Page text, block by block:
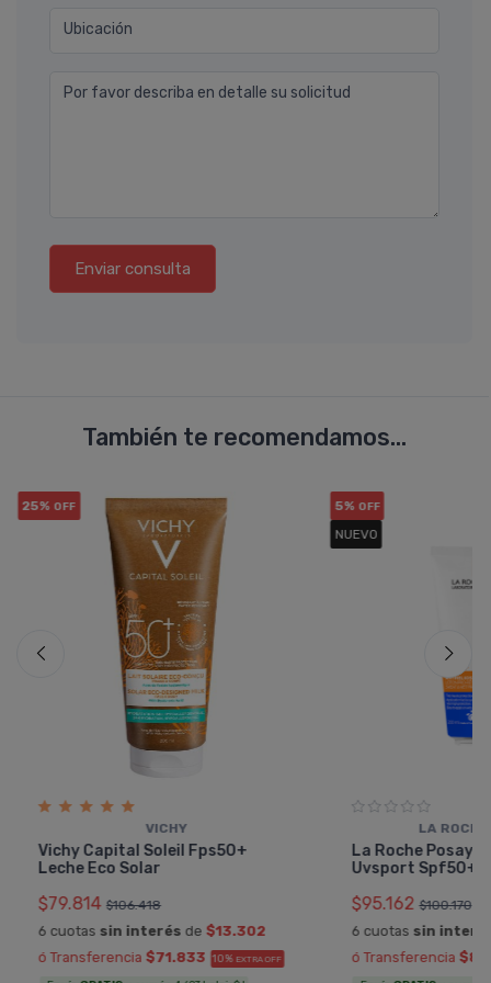
Ubicación
Por favor describa en detalle su solicitud
Enviar consulta
También te recomendamos...
25% OFF
VICHY
Vichy Capital Soleil Fps50+
Leche Eco Solar
$79.814 $106.418
6 cuotas sin interés de $13.302
ó Transferencia $71.833 10% EXTRA OFF
5% OFF
NUEVO
LA
La Roche Posay
Uvsport Spf50+
$95.162 $100.170
6 cuotas sin
ó Transferencia